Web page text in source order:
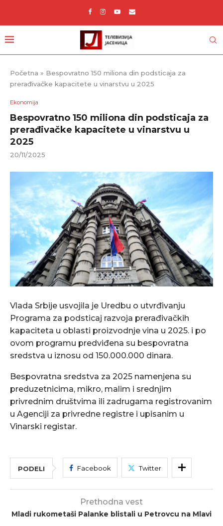
Početna » Bespovratno 150 miliona din podsticaja za
prerađivačke kapacitete u vinarstvu u 2025
Ekonomija
Bespovratno 150 miliona din podsticaja za
prerađivačke kapacitete u vinarstvu u
2025
20/11/2025
Vlada Srbije usvojila je Uredbu o utvrđivanju
Programa za podsticaj razvoja prerađivačkih
kapaciteta u oblasti proizvodnje vina u 2025. i po
ovom programu predviđena su bespovratna
sredstva u iznosu od 150.000.000 dinara.
Bespovratna sredstva za 2025 namenjena su
preduzetnicima, mikro, malim i srednjim
privrednim društvima ili zadrugama registrovanim
u Agenciji za privredne registre i upisanim u
Vinarski registar.
PODELI Facebook Twitter
Prethodna vest
Mladi rukometaši Palanke blistali u Petrovcu na Mlavi